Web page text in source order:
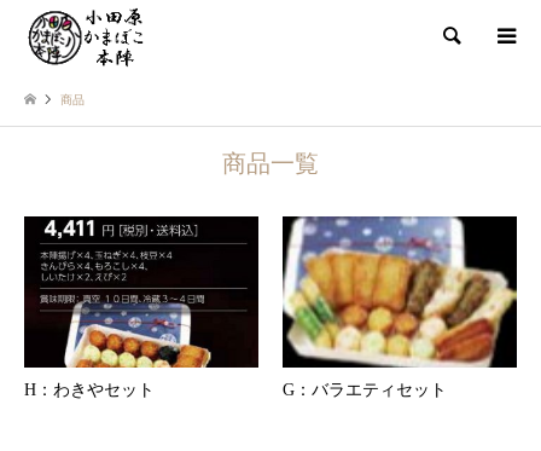
検索
商品
商品一覧
H：わきやセット G：バラエティセット